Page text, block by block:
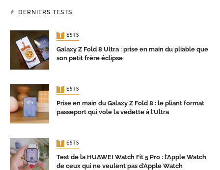
DERNIERS TESTS
TESTS
Galaxy Z Fold 8 Ultra : prise en main du pliable que
son petit frère éclipse
TESTS
Prise en main du Galaxy Z Fold 8 : le pliant format
passeport qui vole la vedette à l’Ultra
TESTS
Test de la HUAWEI Watch Fit 5 Pro : l’Apple Watch
de ceux qui ne veulent pas d’Apple Watch